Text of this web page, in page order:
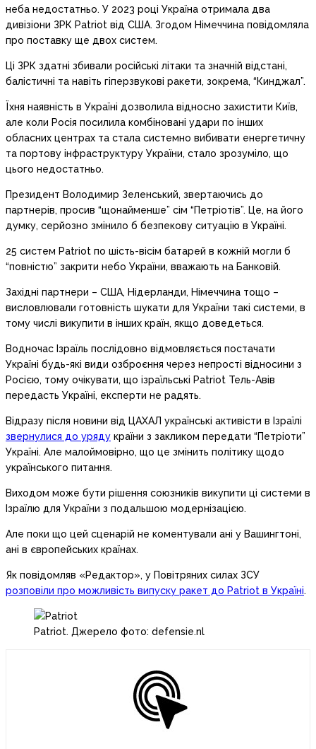
неба недостатньо. У 2023 році Україна отримала два
дивізіони ЗРК Patriot від США. Згодом Німеччина повідомляла
про поставку ще двох систем.
Ці ЗРК здатні збивали російські літаки та значній відстані,
балістичні та навіть гіперзвукові ракети, зокрема, “Кинджал”.
Їхня наявність в Україні дозволила відносно захистити Київ,
але коли Росія посилила комбіновані удари по інших
обласних центрах та стала системно вибивати енергетичну
та портову інфраструктуру України, стало зрозуміло, що
цього недостатньо.
Президент Володимир Зеленський, звертаючись до
партнерів, просив “щонайменше” сім “Петріотів”. Це, на його
думку, серйозно змінило б безпекову ситуацію в Україні.
25 систем Patriot по шість-вісім батарей в кожній могли б
“повністю” закрити небо України, вважають на Банковій.
Західні партнери – США, Нідерланди, Німеччина тощо –
висловлювали готовність шукати для України такі системи, в
тому числі викупити в інших країн, якщо доведеться.
Водночас Ізраїль послідовно відмовляється постачати
Україні будь-які види озброєння через непрості відносини з
Росією, тому очікувати, що ізраїльські Patriot Тель-Авів
передасть Україні, експерти не радять.
Відразу після новини від ЦАХАЛ українські активісти в Ізраїлі
звернулися до уряду країни з закликом передати “Петріоти”
Україні. Але малоймовірно, що це змінить політику щодо
українського питання.
Виходом може бути рішення союзників викупити ці системи в
Ізраїлю для України з подальшою модернізацією.
Але поки що цей сценарій не коментували ані у Вашингтоні,
ані в європейських країнах.
Як повідомляв «Редактор», у Повітряних силах ЗСУ
розповіли про можливість випуску ракет до Patriot в Україні.
Patriot. Джерело фото: defensie.nl